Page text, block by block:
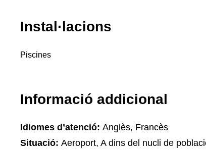
Instal·lacions
Piscines
Informació addicional
Idiomes d’atenció: Anglès, Francès
Situació: Aeroport, A dins del nucli de